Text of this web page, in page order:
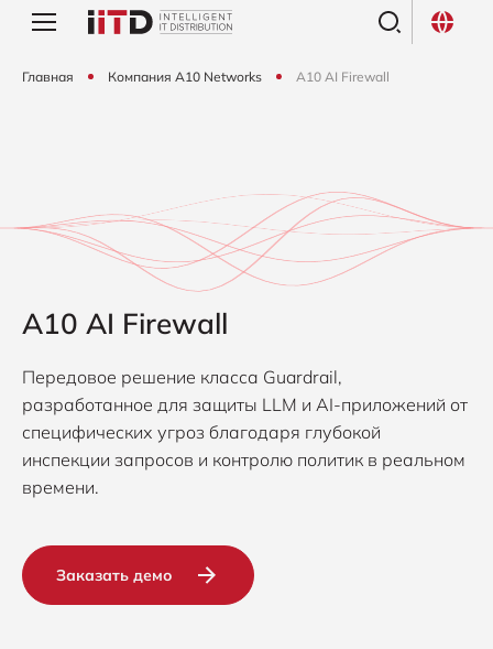
Главная Компания A10 Networks A10 AI Firewall
A10 AI Firewall
Передовое решение класса Guardrail,
разработанное для защиты LLM и AI-приложений от
специфических угроз благодаря глубокой
инспекции запросов и контролю политик в реальном
времени.
Заказать демо